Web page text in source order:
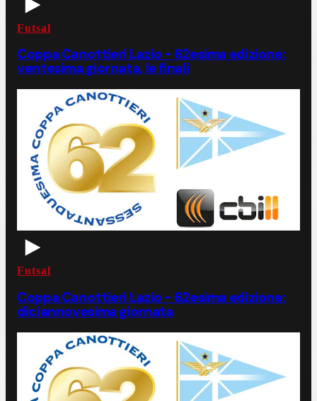
Futsal
Coppa Canottieri Lazio - 62esima edizione:
ventesima giornata, le finali
Futsal
Coppa Canottieri Lazio - 62esima edizione:
diciannovesima giornata